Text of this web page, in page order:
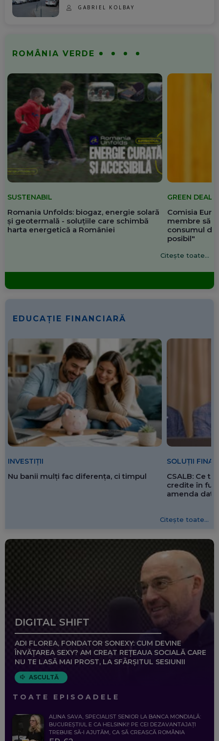
GABRIEL KOLBAY
ROMÂNIA VERDE
SUSTENABIL
Romania Unfolds: biogaz, energie solară
și geotermală - soluțiile care schimbă
harta energetică a României
GREEN DEAL
Comisia
membre să
consumul de
posibil"
Citește toate...
EDUCAȚIE FINANCIARĂ
INVESTIȚII
Nu banii mulți fac diferența, ci timpul
SOLUȚII
CSALB: Ce
credite în
amenda
Citește toate...
DIGITAL SHIFT
ADI FLOREA, FONDATOR SONEXY: CUM DEVINE
ÎNVĂȚAREA SEXY? AM CREAT REȚEAUA SOCIALĂ CARE
NU TE LASĂ MAI PROST, LA SFÂRȘITUL SESIUNII
ASCULTĂ
TOATE EPISOADELE
ALINA SAVA, SPECIALIST SENIOR LA BANCA MONDIALĂ:
BUCUREȘTIUL E CA HELSINKI! PE CEI DEZAVANTAJAȚI
TREBUIE SĂ-I AJUTĂM, CA SĂ CREASCĂ ROMÂNIA